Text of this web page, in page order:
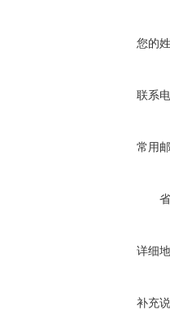
您的
联系
常用
详细
补充